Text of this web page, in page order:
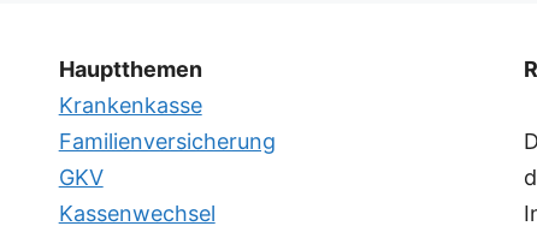
Hauptthemen
Krankenkasse
Familienversicherung
GKV
Kassenwechsel